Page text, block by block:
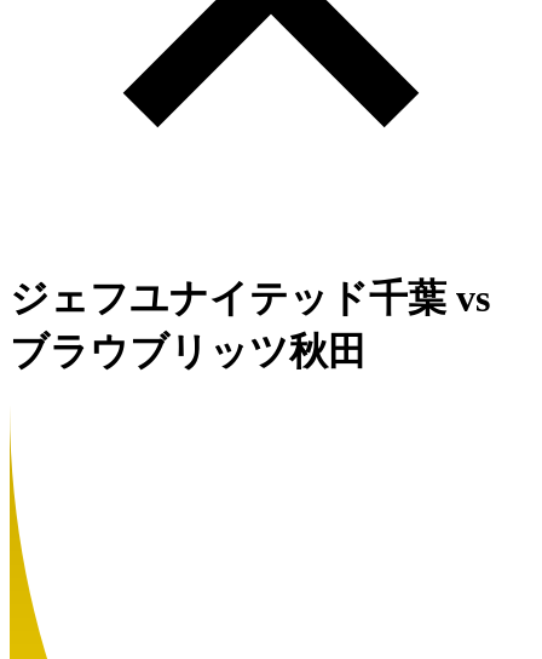
ジェフユナイテッド千葉 vs
ブラウブリッツ秋田